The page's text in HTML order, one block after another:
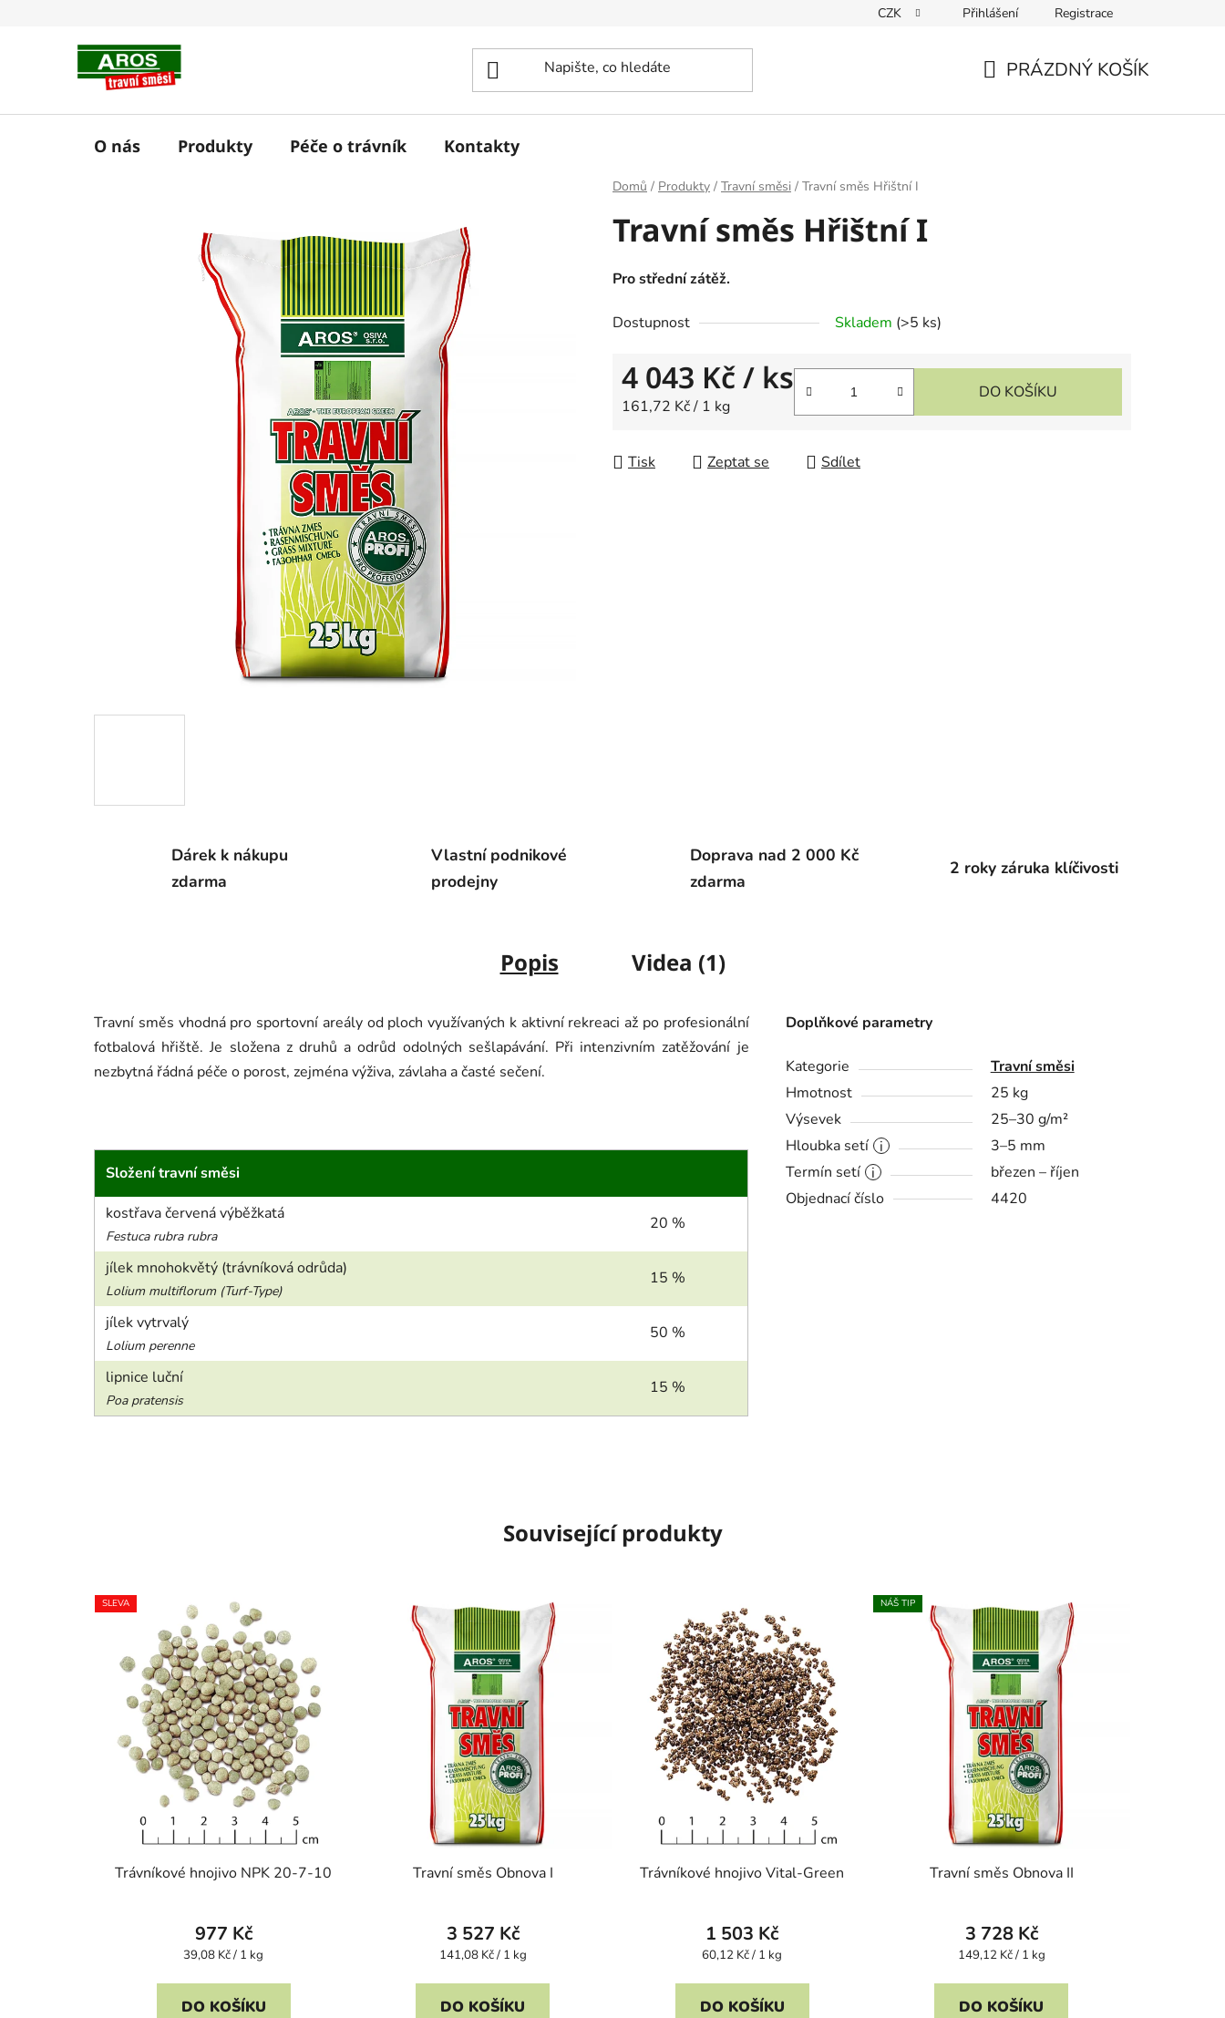
CZK Přihlášení Registrace
PRÁZDNÝ KOŠÍK
O nás Produkty Péče o trávník Kontakty
Domů / Produkty / Travní směsi / Travní směs Hřištní I
Travní směs Hřištní I
Pro střední zátěž.
Dostupnost Skladem (>5 ks)
4 043 Kč/ ks
Měrná cena:
161,72 Kč / 1 kg
DO KOŠÍKU
Tisk Zeptat se Sdílet
Dárek k nákupu
zdarma
Vlastní podnikové
prodejny
Doprava nad 2 000 Kč
zdarma
2 roky záruka klíčivosti
Popis Videa (1)
Travní směs vhodná pro sportovní areály od ploch využívaných k aktivní rekreaci až po profesionální
fotbalová hřiště. Je složena z druhů a odrůd odolných sešlapávání. Při intenzivním zatěžování je
nezbytná řádná péče o porost, zejména výživa, závlaha a časté sečení.
Složení travní směsi
kostřava červená výběžkatá
Festuca rubra rubra
20 %
jílek mnohokvětý (trávníková odrůda)
Lolium multiflorum (Turf-Type)
15 %
jílek vytrvalý
Lolium perenne
50 %
lipnice luční
Poa pratensis
15 %
Doplňkové parametry
Kategorie
Travní směsi
Hmotnost
25 kg
Výsevek
25–30 g/m²
Hloubka setí
3–5 mm
Termín setí
březen – říjen
Objednací číslo
4420
Související produkty
SLEVA
Trávníkové hnojivo NPK 20-7-10
977 Kč
Měrná
39,08 Kč / 1 kg
DO KOŠÍKU
Travní směs Obnova I
3 527 Kč
Měrná
141,08 Kč / 1 kg
DO KOŠÍKU
Trávníkové hnojivo Vital-Green
1 503 Kč
Měrná
60,12 Kč / 1 kg
DO KOŠÍKU
NÁŠ TIP
Travní směs Obnova II
3 728 Kč
Měrná
149,12 Kč / 1 kg
DO KOŠÍKU